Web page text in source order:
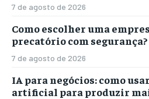
7 de agosto de 2026
Como escolher uma
precatório com segurança?
7 de agosto de 2026
IA para negócios: como
artificial para produzir